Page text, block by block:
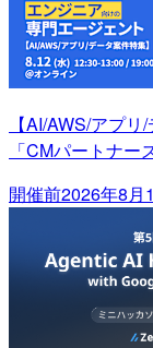
【AI/AWS/アプ
「CMパートナ
開催前2026年8月